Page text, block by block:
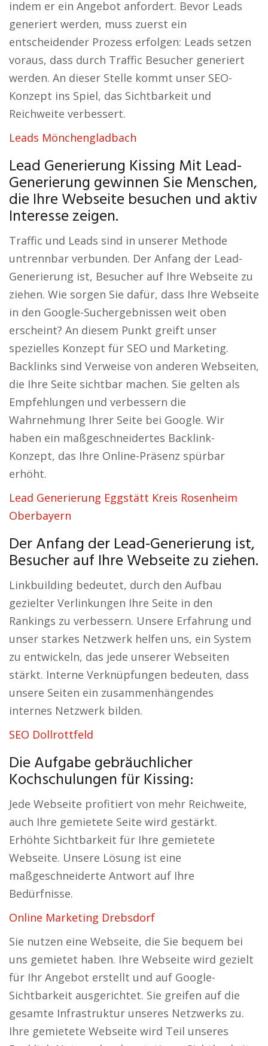
indem er ein Angebot anfordert. Bevor Leads
generiert werden, muss zuerst ein
entscheidender Prozess erfolgen: Leads setzen
voraus, dass durch Traffic Besucher generiert
werden. An dieser Stelle kommt unser SEO-
Konzept ins Spiel, das Sichtbarkeit und
Reichweite verbessert.
Leads Mönchengladbach
Lead Generierung Kissing Mit Lead-
Generierung gewinnen Sie Menschen,
die Ihre Webseite besuchen und aktiv
Interesse zeigen.
Traffic und Leads sind in unserer Methode
untrennbar verbunden. Der Anfang der Lead-
Generierung ist, Besucher auf Ihre Webseite zu
ziehen. Wie sorgen Sie dafür, dass Ihre Webseite
in den Google-Suchergebnissen weit oben
erscheint? An diesem Punkt greift unser
spezielles Konzept für SEO und Marketing.
Backlinks sind Verweise von anderen Webseiten,
die Ihre Seite sichtbar machen. Sie gelten als
Empfehlungen und verbessern die
Wahrnehmung Ihrer Seite bei Google. Wir
haben ein maßgeschneidertes Backlink-
Konzept, das Ihre Online-Präsenz spürbar
erhöht.
Lead Generierung Eggstätt Kreis Rosenheim
Oberbayern
Der Anfang der Lead-Generierung ist,
Besucher auf Ihre Webseite zu ziehen.
Linkbuilding bedeutet, durch den Aufbau
gezielter Verlinkungen Ihre Seite in den
Rankings zu verbessern. Unsere Erfahrung und
unser starkes Netzwerk helfen uns, ein System
zu entwickeln, das jede unserer Webseiten
stärkt. Interne Verknüpfungen bedeuten, dass
unsere Seiten ein zusammenhängendes
internes Netzwerk bilden.
SEO Dollrottfeld
Die Aufgabe gebräuchlicher
Kochschulungen für Kissing:
Jede Webseite profitiert von mehr Reichweite,
auch Ihre gemietete Seite wird gestärkt.
Erhöhte Sichtbarkeit für Ihre gemietete
Webseite. Unsere Lösung ist eine
maßgeschneiderte Antwort auf Ihre
Bedürfnisse.
Online Marketing Drebsdorf
Sie nutzen eine Webseite, die Sie bequem bei
uns gemietet haben. Ihre Webseite wird gezielt
für Ihr Angebot erstellt und auf Google-
Sichtbarkeit ausgerichtet. Sie greifen auf die
gesamte Infrastruktur unseres Netzwerks zu.
Ihre gemietete Webseite wird Teil unseres